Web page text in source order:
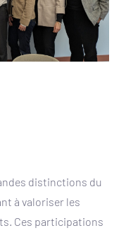
distinctions du
à valoriser les
Ces participations